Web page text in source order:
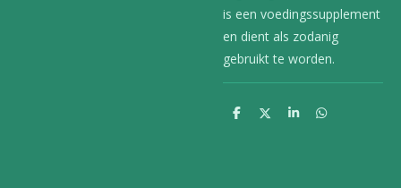
is een voedingssupplement
en dient als zodanig
gebruikt te worden.
D
D
S
D